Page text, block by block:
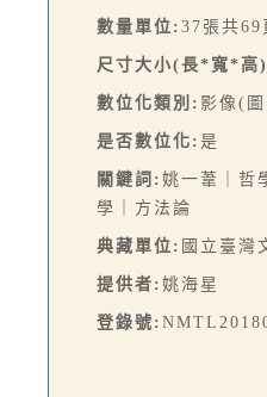
數量單位: 37張共69
尺寸大小(長*寬*高
數位化類別: 影像(
是否數位化: 是
關鍵詞: 姚一葦｜哲
學｜方法論
典藏單位: 國立臺灣
提供者: 姚海星
登錄號: